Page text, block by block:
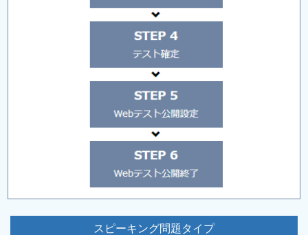
スピーキング問題タイプ